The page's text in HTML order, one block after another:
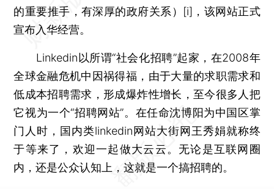
的重要推手，有深厚的政府关系）[i]，该网站正式
宣布入华经营。
Linkedin以所谓“社会化招聘”起家，在2008年
全球金融危机中因祸得福，由于大量的求职需求和
低成本招聘需求，形成爆炸性增长，至今很多人把
它视为一个“招聘网站”。在任命沈博阳为中国区掌
门人时，国内类linkedin网站大街网王秀娟就称终
于等来了，欢迎一起做大云云。无论是互联网圈
内，还是公众认知上，这就是一个搞招聘的。